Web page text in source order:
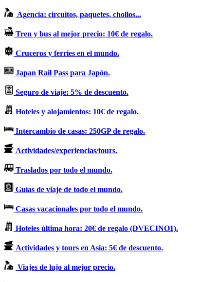
Agencia: circuitos, paquetes, chollos...
Tren y bus al mejor precio: 10€ de regalo.
Cruceros y ferries en el mundo.
Japan Rail Pass para Japón.
Seguro de viaje: 5% de descuento.
Hoteles y alojamientos: 10€ de regalo.
Intercambio de casas: 250GP de regalo.
Actividades/experiencias/tours.
Traslados por todo el mundo.
Guías de viaje de todo el mundo.
Casas vacacionales por todo el mundo.
Hoteles última hora: 20€ de regalo (DVECINO1).
Actividades y tours en Asia: 5€ de descuento.
Viajes de lujo al mejor precio.